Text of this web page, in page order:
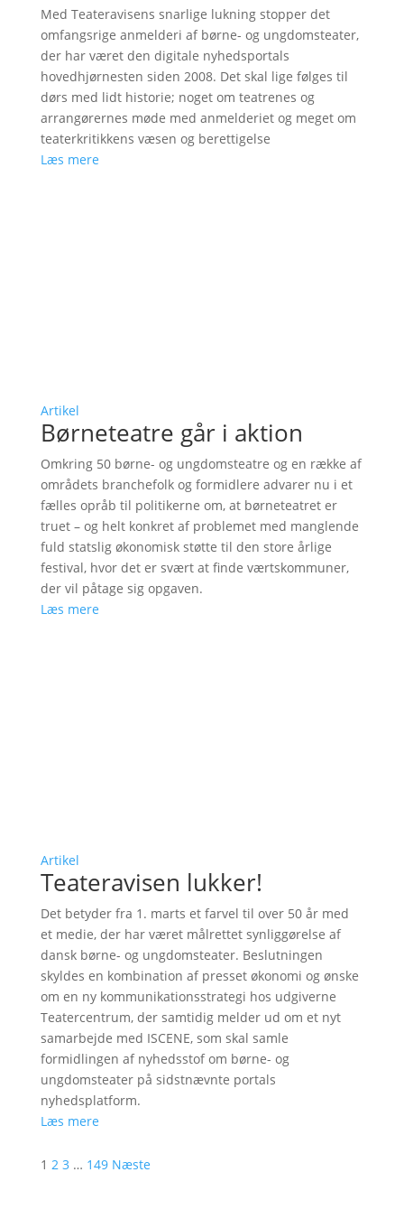
Med Teateravisens snarlige lukning stopper det
omfangsrige anmelderi af børne- og ungdomsteater,
der har været den digitale nyhedsportals
hovedhjørnesten siden 2008. Det skal lige følges til
dørs med lidt historie; noget om teatrenes og
arrangørernes møde med anmelderiet og meget om
teaterkritikkens væsen og berettigelse
Læs mere
Artikel
Børneteatre går i aktion
Omkring 50 børne- og ungdomsteatre og en række af
områdets branchefolk og formidlere advarer nu i et
fælles opråb til politikerne om, at børneteatret er
truet – og helt konkret af problemet med manglende
fuld statslig økonomisk støtte til den store årlige
festival, hvor det er svært at finde værtskommuner,
der vil påtage sig opgaven.
Læs mere
Artikel
Teateravisen lukker!
Det betyder fra 1. marts et farvel til over 50 år med
et medie, der har været målrettet synliggørelse af
dansk børne- og ungdomsteater. Beslutningen
skyldes en kombination af presset økonomi og ønske
om en ny kommunikationsstrategi hos udgiverne
Teatercentrum, der samtidig melder ud om et nyt
samarbejde med ISCENE, som skal samle
formidlingen af nyhedsstof om børne- og
ungdomsteater på sidstnævnte portals
nyhedsplatform.
Læs mere
1 2 3 … 149 Næste